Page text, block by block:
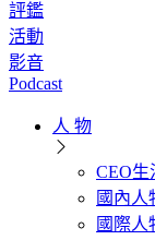
評鑑
活動
影音
Podcast
人 物
CEO生
國內人
國際人